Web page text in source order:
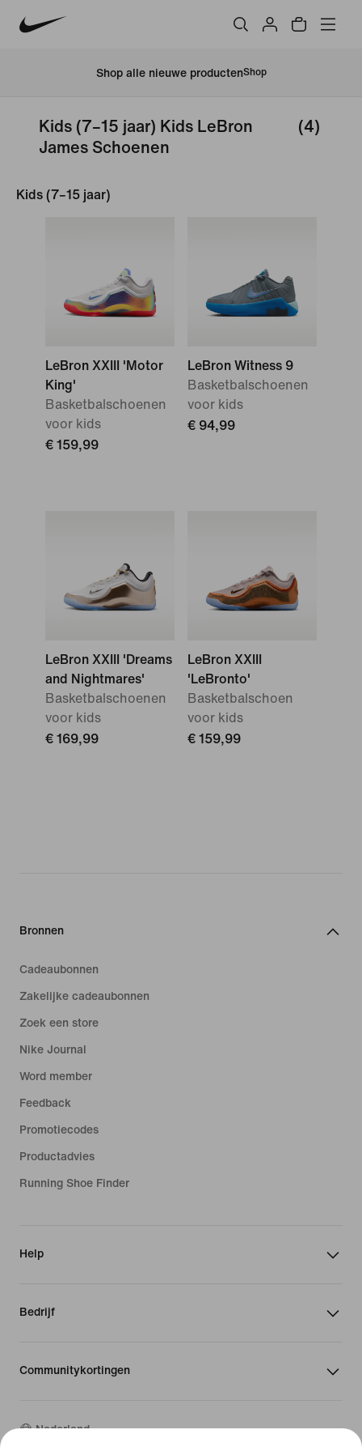
Shop alle nieuwe productenShop
Kids (7–15 jaar) Kids LeBron
James Schoenen
(4)
Kids (7–15 jaar)
LeBron XXIII 'Motor
King'
Basketbalschoenen
voor kids
€ 159,99
LeBron Witness 9
Basketbalschoenen
voor kids
€ 94,99
LeBron XXIII 'Dreams
and Nightmares'
Basketbalschoenen
voor kids
€ 169,99
LeBron XXIII
'LeBronto'
Basketbalschoen
voor kids
€ 159,99
Bronnen
Cadeaubonnen
Zakelijke cadeaubonnen
Zoek een store
Nike Journal
Word member
Feedback
Promotiecodes
Productadvies
Running Shoe Finder
Help
Bedrijf
Communitykortingen
Nederland